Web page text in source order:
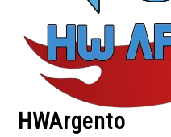
HWArgento